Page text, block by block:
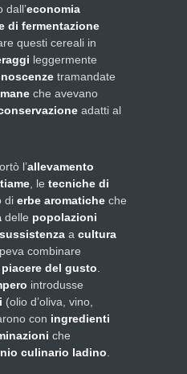
dall’economia
di fermentazione
questi cereali in
leggermente
tramandate
che avevano
adatti al
l’allevamento
, le tecniche di
di erbe aromatiche che
delle popolazioni
a cultura
combinare
piacere del gusto
introdusse
(olio d’oliva, vino,
con ingredienti
che
culinario ladino